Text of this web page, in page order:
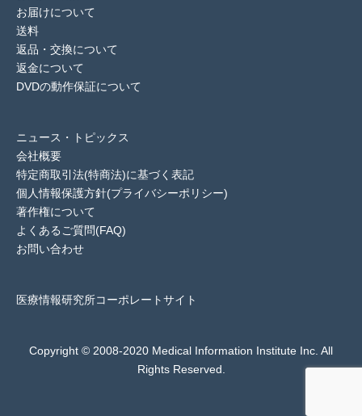
お届けについて
送料
返品・交換について
返金について
DVDの動作保証について
ニュース・トピックス
会社概要
特定商取引法(特商法)に基づく表記
個人情報保護方針(プライバシーポリシー)
著作権について
よくあるご質問(FAQ)
お問い合わせ
医療情報研究所コーポレートサイト
Copyright © 2008-2020 Medical Information Institute Inc. All
Rights Reserved.